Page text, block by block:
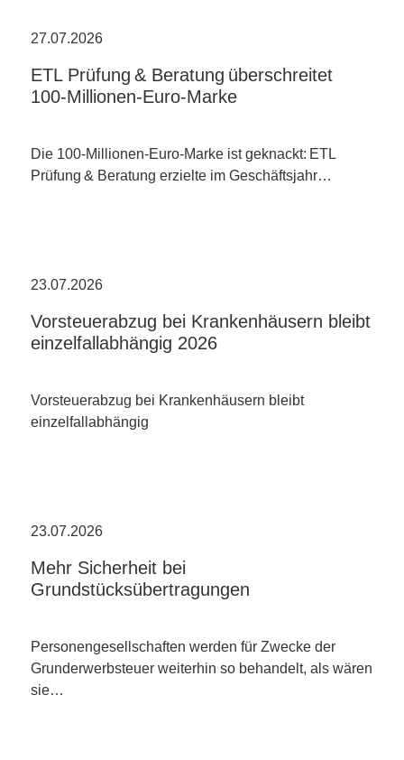
27.07.2026
ETL Prüfung & Beratung überschreitet
100-Millionen-Euro-Marke
Die 100-Millionen-Euro-Marke ist geknackt: ETL
Prüfung & Beratung erzielte im Geschäftsjahr…
23.07.2026
Vorsteuerabzug bei Krankenhäusern bleibt
einzelfallabhängig 2026
Vorsteuerabzug bei Krankenhäusern bleibt
einzelfallabhängig
23.07.2026
Mehr Sicherheit bei
Grundstücksübertragungen
Personengesellschaften werden für Zwecke der
Grunderwerbsteuer weiterhin so behandelt, als wären
sie…